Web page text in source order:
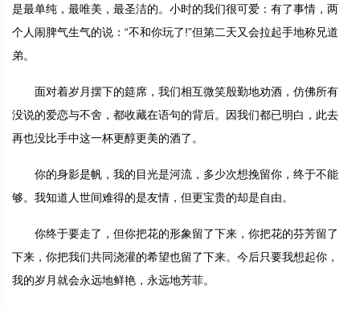
是最单纯，最唯美，最圣洁的。小时的我们很可爱：有了事情，两
个人闹脾气生气的说：“不和你玩了!”但第二天又会拉起手地称兄道
弟。
面对着岁月摆下的筵席，我们相互微笑殷勤地劝酒，仿佛所有
没说的爱恋与不舍，都收藏在语句的背后。因我们都已明白，此去
再也没比手中这一杯更醇更美的酒了。
你的身影是帆，我的目光是河流，多少次想挽留你，终于不能
够。我知道人世间难得的是友情，但更宝贵的却是自由。
你终于要走了，但你把花的形象留了下来，你把花的芬芳留了
下来，你把我们共同浇灌的希望也留了下来。今后只要我想起你，
我的岁月就会永远地鲜艳，永远地芳菲。